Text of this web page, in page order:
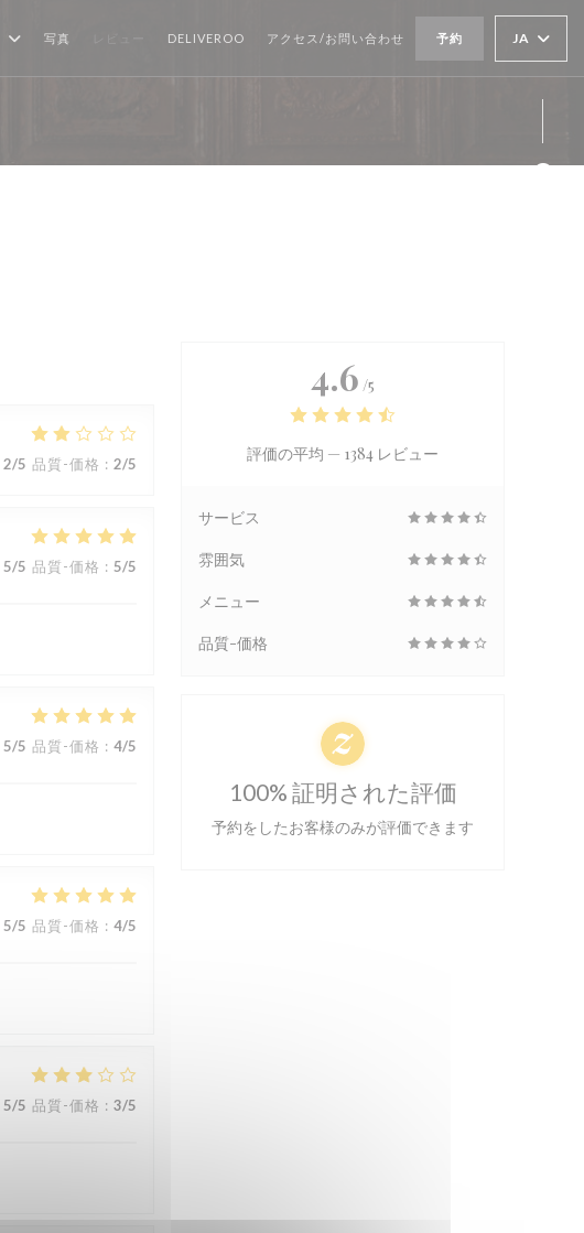
写真 DELIVEROO ((新しいウィンドウで開きます))
アクセス/お問い合わせ 予約 JA
2/5 品質-価格 : 2/5
5/5 品質-価格 : 5/5
5/5 品質-価格 : 4/5
5/5 品質-価格 : 4/5
5/5 品質-価格 : 3/5
4.6 /5
評価の平均 — 1384 レビュー
サービス
雰囲気
メニュー
品質-価格
100% 証明された評価
予約をしたお客様のみが評価できます